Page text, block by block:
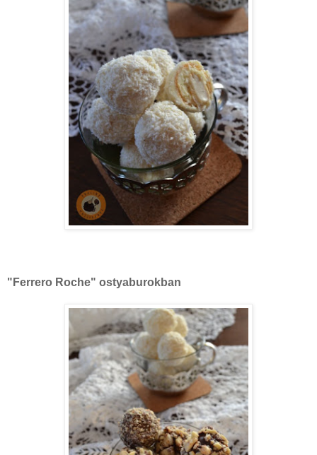
"Ferrero Roche" ostyaburokban